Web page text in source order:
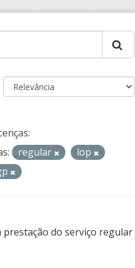
regular
lop
prestação do serviço regular